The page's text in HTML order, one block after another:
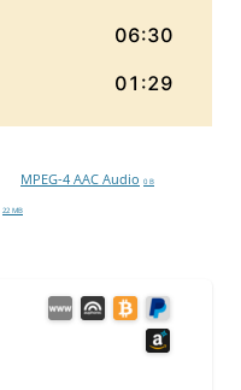
MPEG-4 AAC Audio 0 B
22 MB